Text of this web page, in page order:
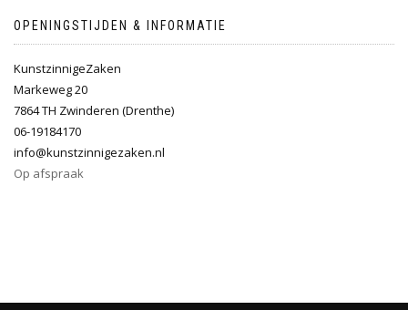
OPENINGSTIJDEN & INFORMATIE
KunstzinnigeZaken
Markeweg 20
7864 TH Zwinderen (Drenthe)
06-19184170
info@kunstzinnigezaken.nl
Op afspraak